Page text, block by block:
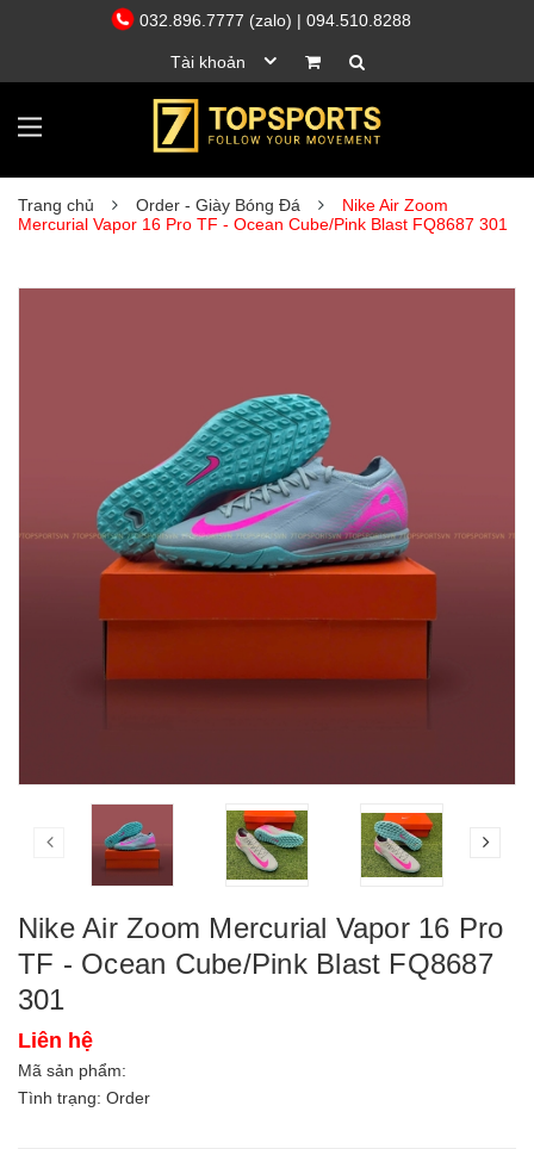
032.896.7777 (zalo) | 094.510.8288
Tài khoản
Trang chủ Order - Giày Bóng Đá
Nike Air Zoom
Mercurial Vapor 16 Pro TF - Ocean Cube/Pink Blast FQ8687 301
Nike Air Zoom Mercurial Vapor 16 Pro
TF - Ocean Cube/Pink Blast FQ8687
301
Liên hệ
Mã sản phẩm:
Tình trạng: Order